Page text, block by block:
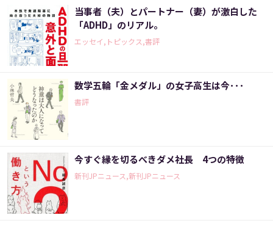
当事者（夫）とパートナー（妻）が激白した
「ADHD」のリアル。
エッセイ,トピックス,書評
数学五輪「金メダル」の女子高生は今･･･
書評
今すぐ縁を切るべきダメ社長 4つの特徴
新刊JPニュース,新刊JPニュース